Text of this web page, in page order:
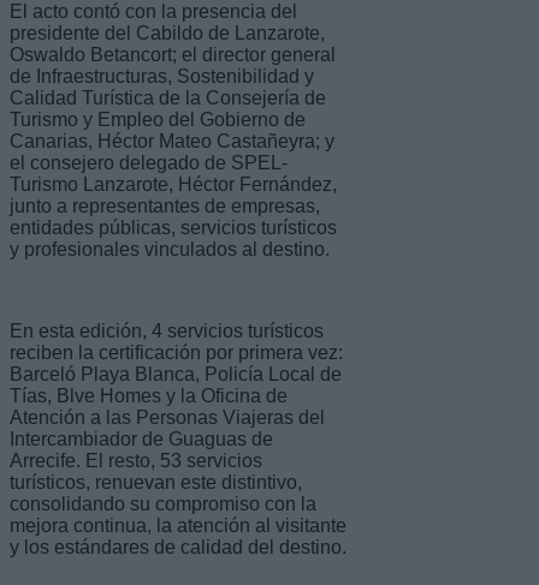
El acto contó con la presencia del
presidente del Cabildo de Lanzarote,
Oswaldo Betancort; el director general
de Infraestructuras, Sostenibilidad y
Calidad Turística de la Consejería de
Turismo y Empleo del Gobierno de
Canarias, Héctor Mateo Castañeyra; y
el consejero delegado de SPEL-
Turismo Lanzarote, Héctor Fernández,
junto a representantes de empresas,
entidades públicas, servicios turísticos
y profesionales vinculados al destino.
En esta edición, 4 servicios turísticos
reciben la certificación por primera vez:
Barceló Playa Blanca, Policía Local de
Tías, Blve Homes y la Oficina de
Atención a las Personas Viajeras del
Intercambiador de Guaguas de
Arrecife. El resto, 53 servicios
turísticos, renuevan este distintivo,
consolidando su compromiso con la
mejora continua, la atención al visitante
y los estándares de calidad del destino.